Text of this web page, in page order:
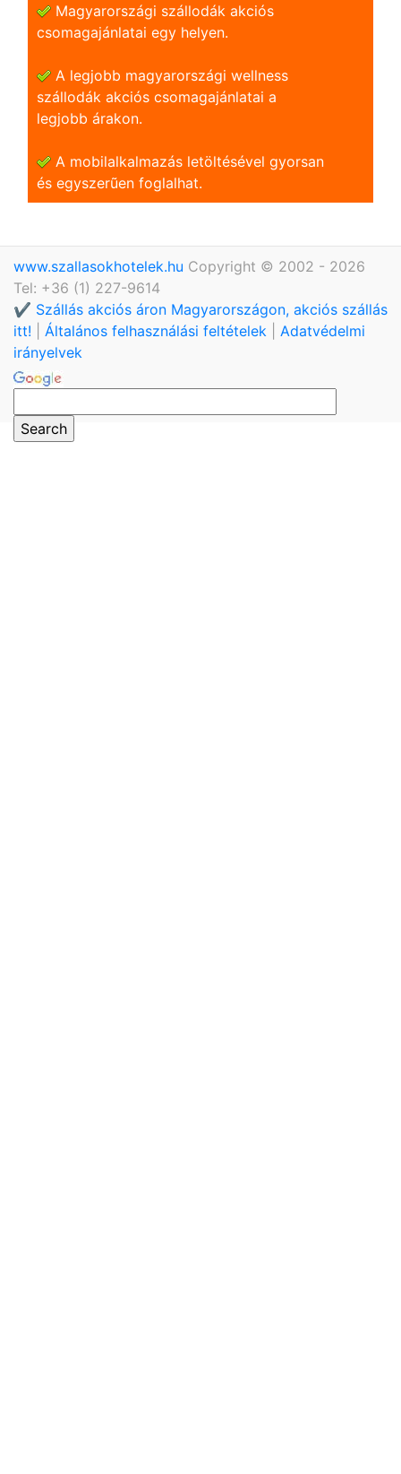
Magyarországi szállodák akciós
csomagajánlatai egy helyen.
A legjobb magyarországi wellness
szállodák akciós csomagajánlatai a
legjobb árakon.
A mobilalkalmazás letöltésével gyorsan
és egyszerũen foglalhat.
www.szallasokhotelek.hu Copyright © 2002 - 2026
Tel: +36 (1) 227-9614
✔️ Szállás akciós áron Magyarországon, akciós szállás
itt!
Általános felhasználási feltételek
Adatvédelmi
irányelvek